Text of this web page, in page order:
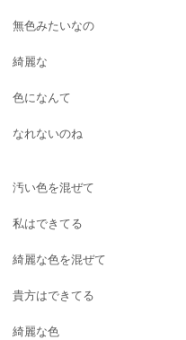
無色みたいなの
綺麗な
色になんて
なれないのね
汚い色を混ぜて
私はできてる
綺麗な色を混ぜて
貴方はできてる
綺麗な色